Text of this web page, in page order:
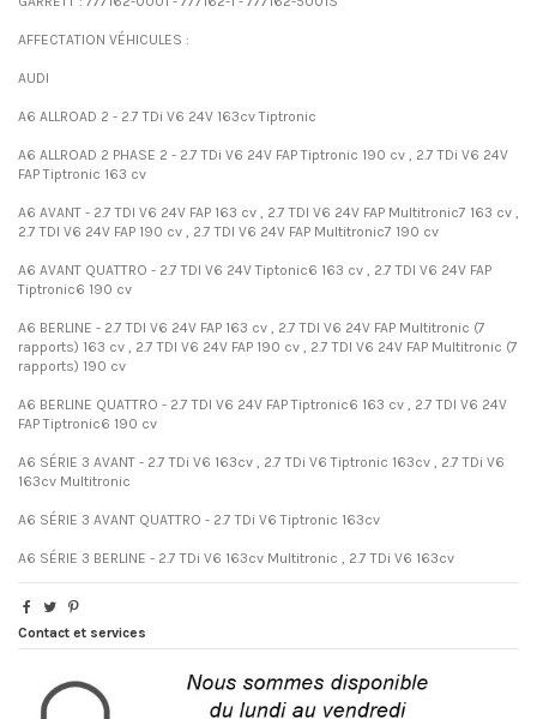
AFFECTATION VÉHICULES :
AUDI
A6 ALLROAD 2 - 2.7 TDi V6 24V 163cv Tiptronic
A6 ALLROAD 2 PHASE 2 - 2.7 TDi V6 24V FAP Tiptronic 190 cv , 2.7 TDi V6 24V
FAP Tiptronic 163 cv
A6 AVANT - 2.7 TDI V6 24V FAP 163 cv , 2.7 TDI V6 24V FAP Multitronic7 163 cv ,
2.7 TDI V6 24V FAP 190 cv , 2.7 TDI V6 24V FAP Multitronic7 190 cv
A6 AVANT QUATTRO - 2.7 TDI V6 24V Tiptonic6 163 cv , 2.7 TDI V6 24V FAP
Tiptronic6 190 cv
A6 BERLINE - 2.7 TDI V6 24V FAP 163 cv , 2.7 TDI V6 24V FAP Multitronic (7
rapports) 163 cv , 2.7 TDI V6 24V FAP 190 cv , 2.7 TDI V6 24V FAP Multitronic (7
rapports) 190 cv
A6 BERLINE QUATTRO - 2.7 TDI V6 24V FAP Tiptronic6 163 cv , 2.7 TDI V6 24V
FAP Tiptronic6 190 cv
A6 SÉRIE 3 AVANT - 2.7 TDi V6 163cv , 2.7 TDi V6 Tiptronic 163cv , 2.7 TDi V6
163cv Multitronic
A6 SÉRIE 3 AVANT QUATTRO - 2.7 TDi V6 Tiptronic 163cv
A6 SÉRIE 3 BERLINE - 2.7 TDi V6 163cv Multitronic , 2.7 TDi V6 163cv
Contact et services